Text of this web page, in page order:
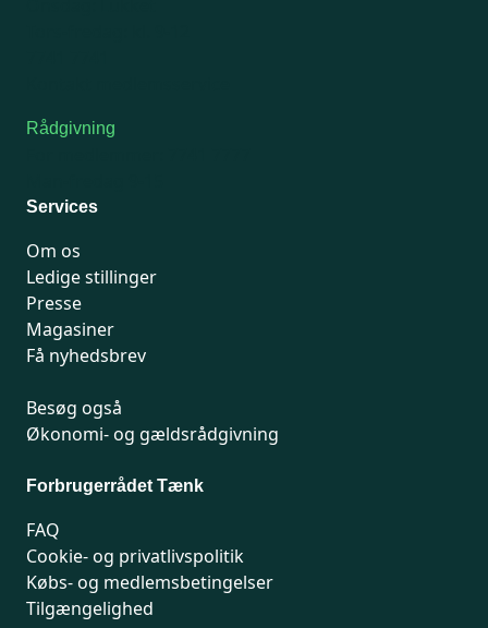
Rådgivning
Services
Om os
Ledige stillinger
Presse
Magasiner
Få nyhedsbrev
Besøg også
Økonomi- og gældsrådgivning
Forbrugerrådet Tænk
FAQ
Cookie- og privatlivspolitik
Købs- og medlemsbetingelser
Tilgængelighed